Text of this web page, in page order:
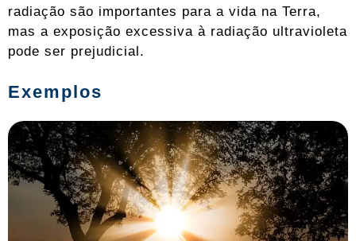
radiação são importantes para a vida na Terra,
mas a exposição excessiva à radiação ultravioleta
pode ser prejudicial.
Exemplos